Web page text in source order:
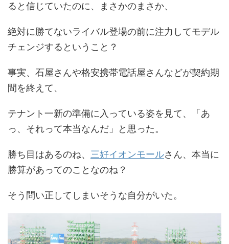
ると信じていたのに、まさかのまさか、
絶対に勝てないライバル登場の前に注力してモデル
チェンジするということ？
事実、石屋さんや格安携帯電話屋さんなどが契約期
間を終えて、
テナント一新の準備に入っている姿を見て、「あ
っ、それって本当なんだ」と思った。
勝ち目はあるのね、 三好イオンモールさん、本当に
勝算があってのことなのね？
そう問い正してしまいそうな自分がいた。